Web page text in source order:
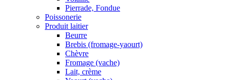
Pierrade, Fondue
Poissonerie
Produit laitier
Beurre
Brebis (fromage-yaourt)
Chèvre
Fromage (vache)
Lait, crème